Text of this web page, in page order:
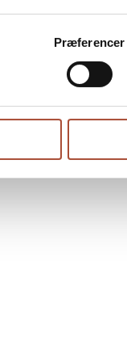
Præferencer
Vejle